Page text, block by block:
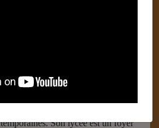
l’Institut Martiniquais d’Études, en
de mettre en valeur
Son lycée est un foyer